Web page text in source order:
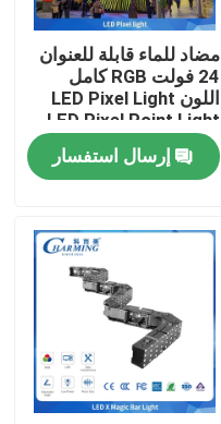
مضاد للماء قابلة للعنوان
24 فولت RGB كامل
اللون LED Pixel Light
LED Pixel Point Light
إرسال استفسار